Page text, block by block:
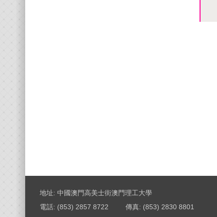
地址: 中國澳門高美士街澳門理工大學
電話: (853) 2857 8722
傳真: (853) 2830 8801